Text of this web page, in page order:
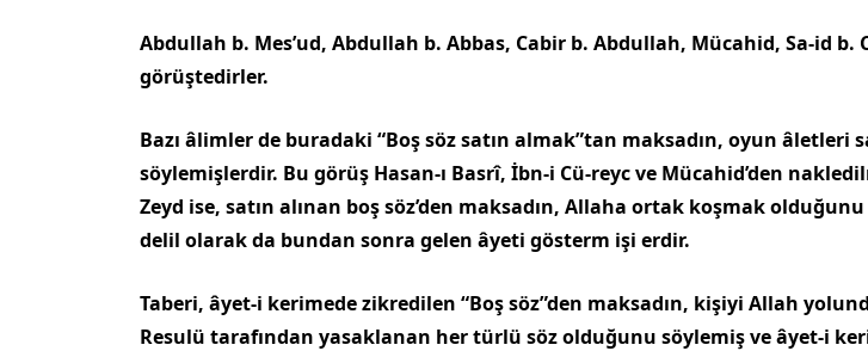
Abdullah b. Mes’ud, Abdullah b. Abbas, Cabir b. Abdullah, Mücahid, Sa-id b.
görüştedirler.
Bazı âlimler de buradaki “Boş söz satın almak”tan maksadın, oyun âletleri
söylemişlerdir. Bu görüş Hasan-ı Basrî, İbn-i Cü-reyc ve Mücahid’den
Zeyd ise, satın alınan boş söz’den maksadın, Allaha ortak koşmak
delil olarak da bundan sonra gelen âyeti gösterm işi erdir.
Taberi, âyet-i kerimede zikredilen “Boş söz”den maksadın, kişiyi Allah
Resulü tarafından yasaklanan her türlü söz oldu­ğunu söylemiş ve âyet-i